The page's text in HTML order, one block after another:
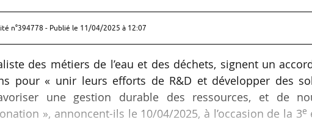
n°394778 - Publié le 11/04/2025 à 12:07
des métiers de l’eau et des déchets, signent un
pour « unir leurs efforts de R&D et développer des
une gestion durable des ressources, et de
», annoncent-ils le 10/04/2025, à l’occasion de la 3e